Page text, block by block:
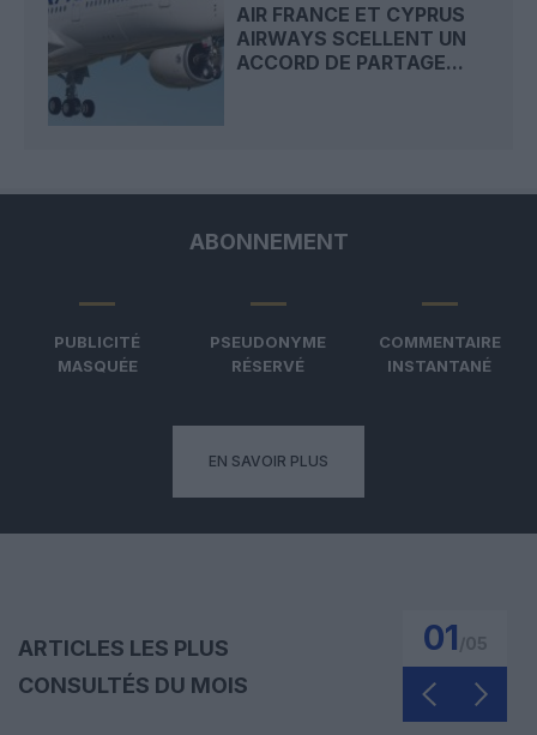
AIR FRANCE ET CYPRUS
AIRWAYS SCELLENT UN
ACCORD DE PARTAGE...
ABONNEMENT
PUBLICITÉ
MASQUÉE
PSEUDONYME
RÉSERVÉ
COMMENTAIRE
INSTANTANÉ
EN SAVOIR PLUS
ARTICLES LES PLUS
CONSULTÉS DU MOIS
01